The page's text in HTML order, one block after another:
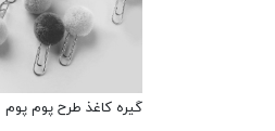
گیره کاغذ طرح پوم پوم